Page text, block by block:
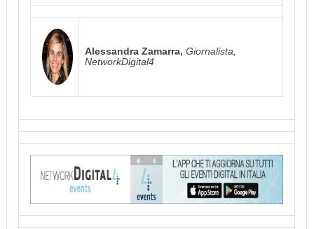
Alessandra Zamarra,Giornalista,
NetworkDigital4